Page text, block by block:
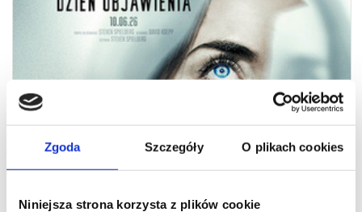
Zgoda Szczegóły O plikach cookies
Niniejsza strona korzysta z plików cookie